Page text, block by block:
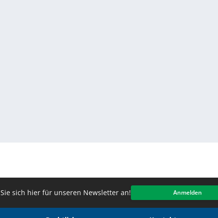
sich hier für unseren Newsletter an! Anmelden